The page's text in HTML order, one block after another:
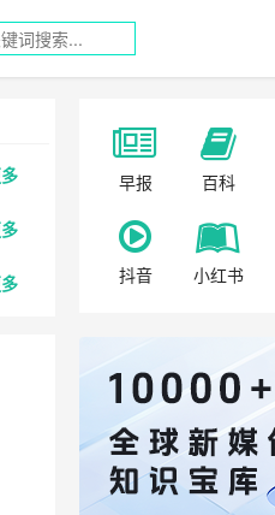
早报 百科
抖音 小红书